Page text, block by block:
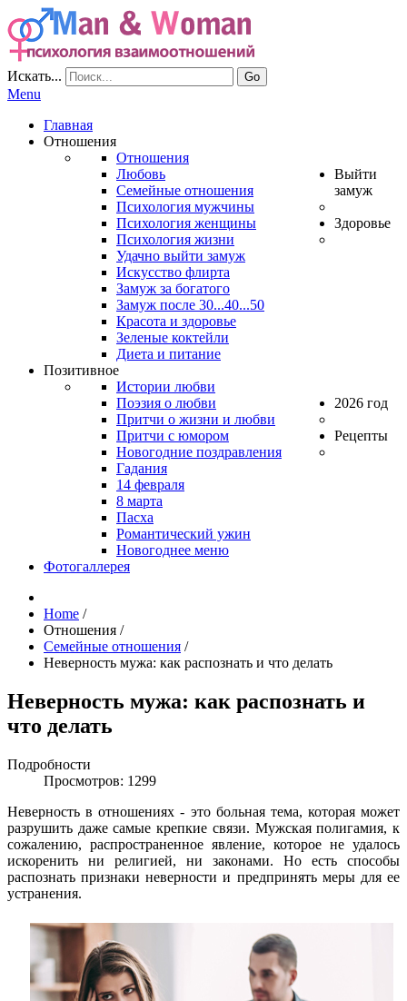
Искать... Go
Menu
Главная
Отношения
Отношения
Любовь
Семейные отношения
Психология мужчины
Психология женщины
Психология жизни
Выйти
замуж
Удачно выйти замуж
Искусство флирта
Замуж за богатого
Замуж после 30...40...50
Здоровье
Красота и здоровье
Зеленые коктейли
Диета и питание
Позитивное
Истории любви
Поэзия о любви
Притчи о жизни и любви
Притчи с юмором
2026 год
Новогодние поздравления
Гадания
14 февраля
8 марта
Рецепты
Пасха
Романтический ужин
Новогоднее меню
Фотогаллерея
Home /
Отношения /
Семейные отношения /
Неверность мужа: как распознать и что делать
Неверность мужа: как распознать и
что делать
Подробности
Просмотров: 1299
Неверность в отношениях - это больная тема, которая может
разрушить даже самые крепкие связи. Мужская полигамия, к
сожалению, распространенное явление, которое не удалось
искоренить ни религией, ни законами. Но есть способы
распознать признаки неверности и предпринять меры для ее
устранения.